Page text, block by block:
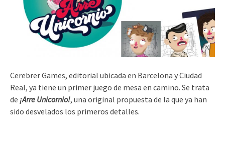
Cerebrer Games, editorial ubicada en Barcelona y Ciudad
Real, ya tiene un primer juego de mesa en camino. Se trata
de ¡Arre Unicornio!, una original propuesta de la que ya han
sido desvelados los primeros detalles.